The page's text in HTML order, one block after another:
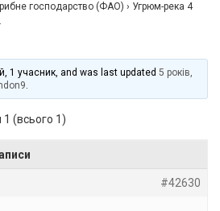
господарство (ФАО) › Угрюм-река 4
1 учасник, and was last updated5 років,
.
(всього 1)
#42630